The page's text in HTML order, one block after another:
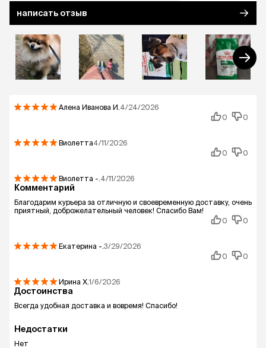
написать отзыв
Алена Иванова И. 4/24/2026
0
0
Виолетта4/11/2026
0
0
Виолетта -. 4/11/2026
Комментарий
Благодарим курьера за отличную и своевременную доставку, очень
приятный, доброжелательный человек! Спасибо Вам!
0
0
Екатерина -. 3/29/2026
0
0
Ирина Х.1/6/2026
Достоинства
Всегда удобная доставка и вовремя! Спасибо!
Недостатки
Нет